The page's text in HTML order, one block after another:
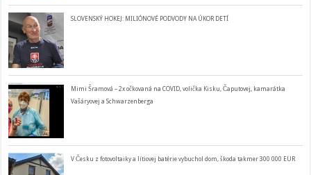
SLOVENSKÝ HOKEJ: MILIÓNOVÉ PODVODY NA ÚKOR DETÍ
Mimi Šramová – 2x očkovaná na COVID, volička Kisku, Čaputovej, kamarátka
Vašáryovej a Schwarzenberga
V Česku z fotovoltaiky a lítiovej batérie vybuchol dom, škoda takmer 300 000 EUR